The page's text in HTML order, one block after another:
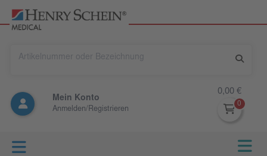
Mein Konto
Anmelden/Registrieren
0,00 €